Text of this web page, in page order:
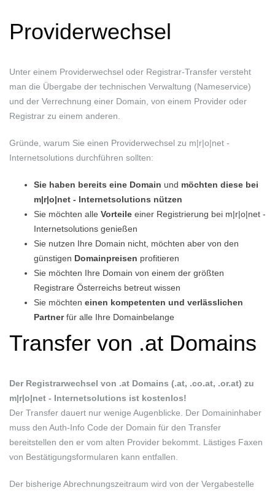
Providerwechsel
Unter einem Providerwechsel oder Registrar-Transfer versteht
man die Übergabe der technischen Verwaltung (Nameservice)
und der Verrechnung einer Domain, von einem Provider oder
Registrar zu einem anderen.
Gründe, warum Sie einen Providerwechsel zu m|r|o|net -
Internetsolutions durchführen sollten:
Sie haben bereits eine Domain und möchten diese bei
m|r|o|net - Internetsolutions nützen
Sie möchten alle Vorteile einer Registrierung bei m|r|o|net -
Internetsolutions genießen
Sie nutzen Ihre Domain nicht, möchten aber von den
günstigen Domainpreisen profitieren
Sie möchten Ihre Domain von einem der größten
Registrare Österreichs betreut wissen
Sie möchten einen kompetenten und verlässlichen
Partnerfür alle Ihre Domainbelange
Transfer von .at Domains
Der Registrarwechsel von .at Domains (.at, .co.at, .or.at) zu
m|r|o|net - Internetsolutions ist kostenlos!
Der Transfer dauert nur wenige Augenblicke. Der Domaininhaber
muss den Auth-Info Code der Domain für den Transfer
bereitstellen den er vom alten Provider bekommt. Lästiges Faxen
von Bestätigungsformularen kann entfallen.
Der bisherige Abrechnungszeitraum wird von der Vergabestelle